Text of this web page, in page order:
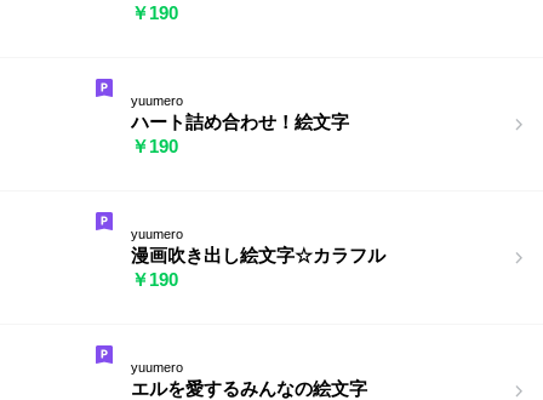
￥190
yuumero
ハート詰め合わせ！絵文字
￥190
yuumero
漫画吹き出し絵文字☆カラフル
￥190
yuumero
エルを愛するみんなの絵文字